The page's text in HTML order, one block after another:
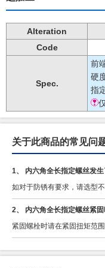
Alteration
Code
Spec.
前
硬
指
关于此商品的常见问
1、 内六角全长指定螺丝发
如对于防锈有要求，请选型
2、 内六角全长指定螺丝紧
紧固螺栓时请在紧固扭矩范